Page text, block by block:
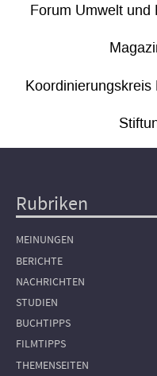
Forum Umwelt und
Koordinierungskreis
Hauptnavigation
Rubriken
MEINUNGEN
BERICHTE
NACHRICHTEN
STUDIEN
BUCHTIPPS
FILMTIPPS
THEMENSEITEN